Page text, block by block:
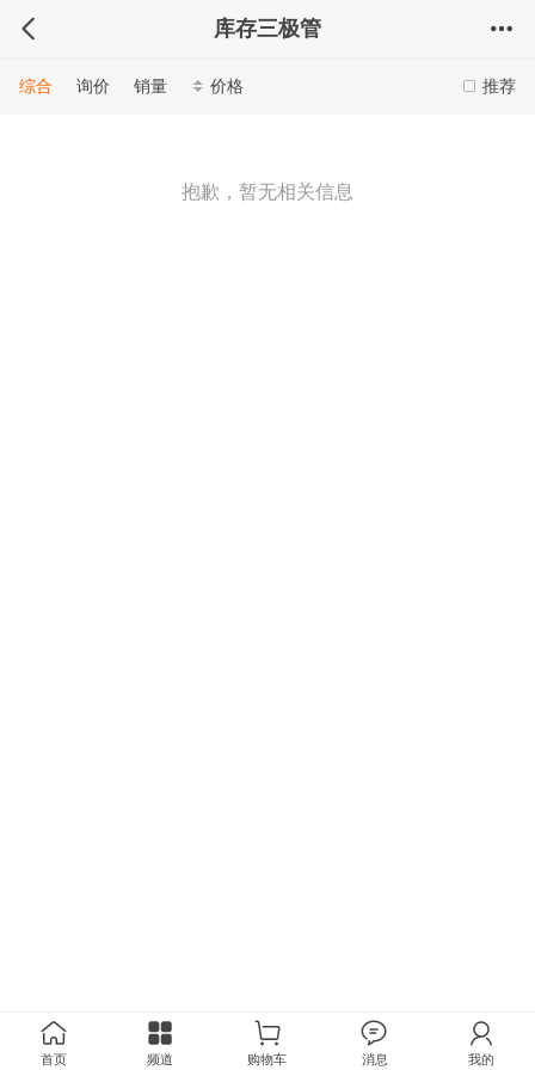
库存三极管
推荐
综合 询价 销量 价格
抱歉，暂无相关信息
首页 频道 购物车 消息 我的